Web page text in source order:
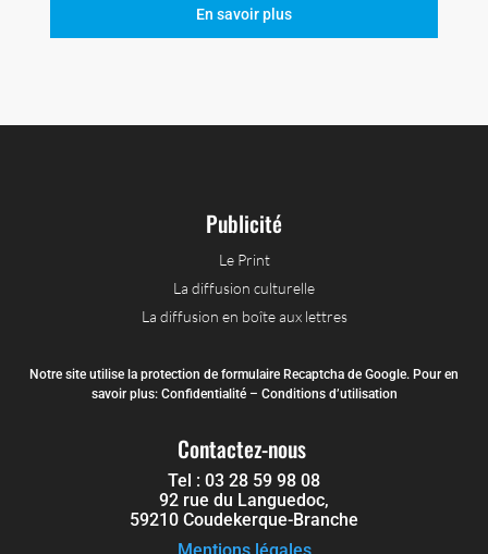
En savoir plus
Publicité
Le Print
La diffusion culturelle
La diffusion en boîte aux lettres
Notre site utilise la protection de formulaire Recaptcha de Google. Pour en
savoir plus: Confidentialité– Conditions d’utilisation
Contactez-nous
Tel : 03 28 59 98 08
92 rue du Languedoc,
59210 Coudekerque-Branche